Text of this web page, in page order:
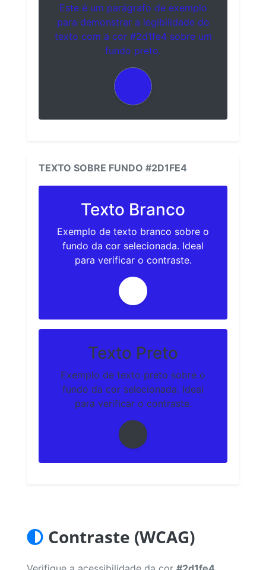
Este é um parágrafo de exemplo
para demonstrar a legibilidade do
texto com a cor #2d1fe4 sobre um
fundo preto.
TEXTO SOBRE FUNDO #2D1FE4
Texto Branco
Exemplo de texto branco sobre o
fundo da cor selecionada. Ideal
para verificar o contraste.
Texto Preto
Exemplo de texto preto sobre o
fundo da cor selecionada. Ideal
para verificar o contraste.
Contraste (WCAG)